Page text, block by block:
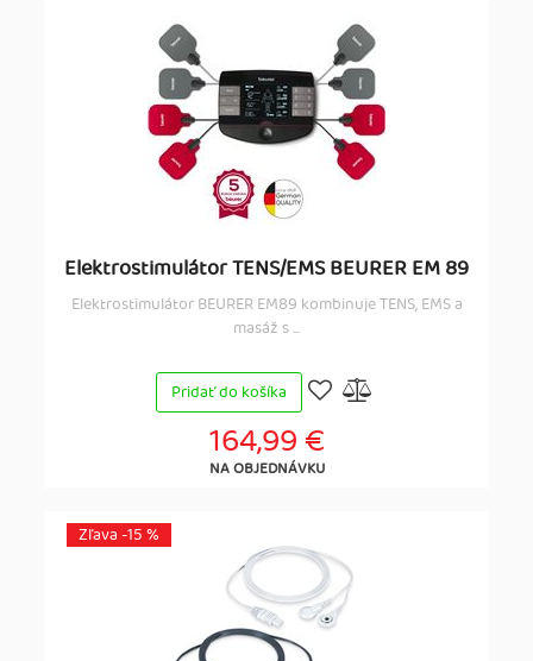
Elektrostimulátor TENS/EMS BEURER EM 89
Elektrostimulátor BEURER EM89 kombinuje TENS, EMS a
masáž s ...
Pridať do košíka
164,99 €
NA OBJEDNÁVKU
Zľava -15 %